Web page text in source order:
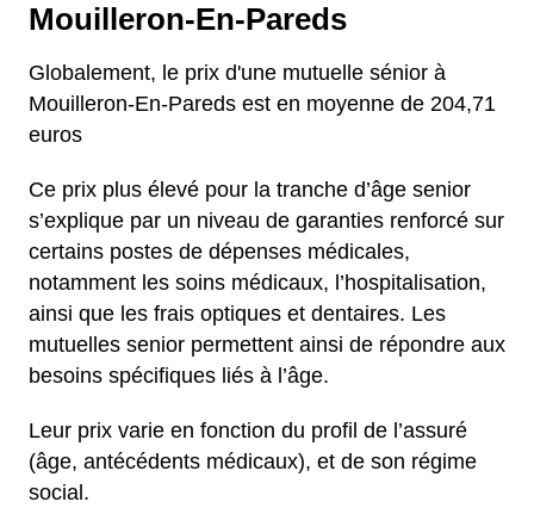
Mouilleron-En-Pareds
Globalement, le prix d'une mutuelle sénior à
Mouilleron-En-Pareds est en moyenne de 204,71
euros
Ce prix plus élevé pour la tranche d’âge senior
s’explique par un niveau de garanties renforcé sur
certains postes de dépenses médicales,
notamment les soins médicaux, l’hospitalisation,
ainsi que les frais optiques et dentaires. Les
mutuelles senior permettent ainsi de répondre aux
besoins spécifiques liés à l’âge.
Leur prix varie en fonction du profil de l’assuré
(âge, antécédents médicaux), et de son régime
social.